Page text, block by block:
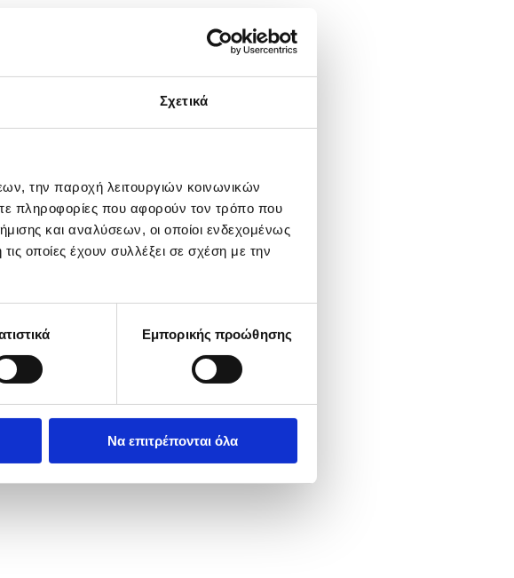
Σχετικά
την παροχή λειτουργιών κοινωνικών
πληροφορίες που αφορούν τον τρόπο που
και αναλύσεων, οι οποίοι ενδεχομένως
οποίες έχουν συλλέξει σε σχέση με την
Εμπορικής προώθησης
Να επιτρέπονται όλα